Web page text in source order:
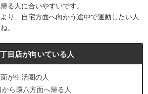
る人に合いやすいです。
り、自宅方面へ向かう途中で運動したい人
。
目店が向いている人
が生活圏の人
ら環八方面へ帰る人